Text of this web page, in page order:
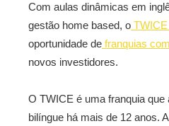
Com aulas dinâmicas em
gestão home based, o
oportunidade de franquias
novos investidores.
O TWICE é uma franquia que
bilíngue há mais de 12 anos.